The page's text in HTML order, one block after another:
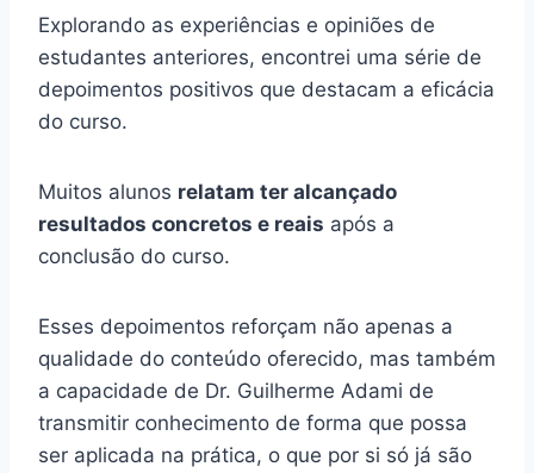
Explorando as experiências e opiniões de
estudantes anteriores, encontrei uma série de
depoimentos positivos que destacam a eficácia
do curso.
Muitos alunos relatam ter alcançado
resultados concretos e reais após a
conclusão do curso.
Esses depoimentos reforçam não apenas a
qualidade do conteúdo oferecido, mas também
a capacidade de Dr. Guilherme Adami de
transmitir conhecimento de forma que possa
ser aplicada na prática, o que por si só já são